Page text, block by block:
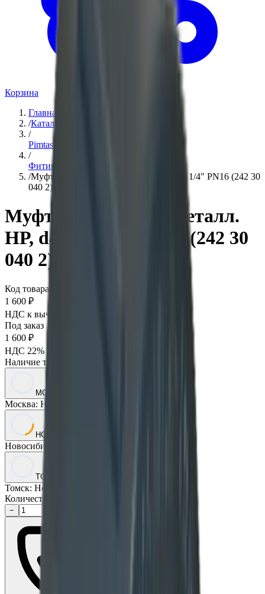
Корзина
Главная
/Каталог
/
Pimtas
/
Фитинги
/Муфта разборная с металл. НР, d40 х 1 1/4" PN16 (242 30
040 2)
Муфта разборная с металл.
НР, d40 х 1 1/4" PN16 (242 30
040 2)
Код товара:
1 600 ₽
НДС к вычету:
Под заказ
1 600 ₽
НДС 22% к вычету:
Наличие товара:
МСК
Москва: Нет в наличии
НСК
Новосибирск
ТСК
Томск: Нет в наличии
Количество:
−